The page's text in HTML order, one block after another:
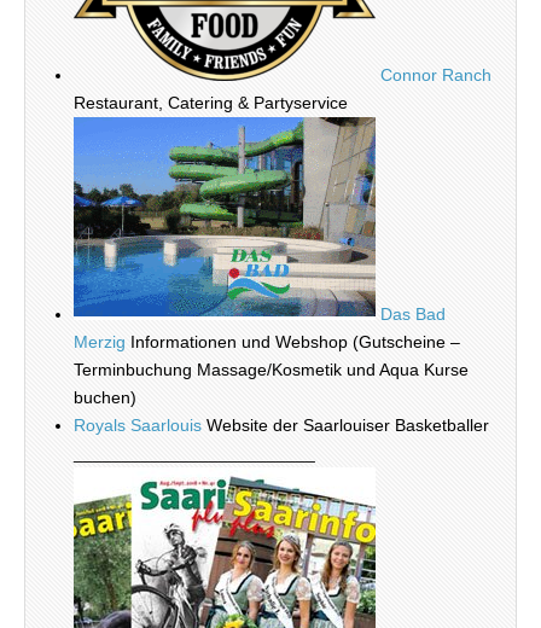
Connor Ranch
Restaurant, Catering & Partyservice
Das Bad
Merzig Informationen und Webshop (Gutscheine –
Terminbuchung Massage/Kosmetik und Aqua Kurse
buchen)
Royals Saarlouis Website der Saarlouiser Basketballer